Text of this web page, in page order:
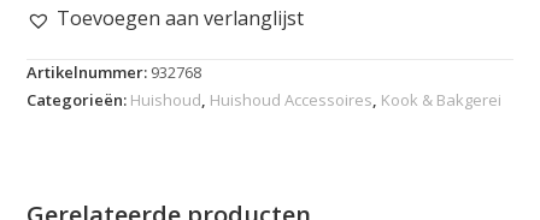
Toevoegen aan verlanglijst
Artikelnummer: 932768
Categorieën: Huishoud, Huishoud Accessoires, Kook & Bakgerei